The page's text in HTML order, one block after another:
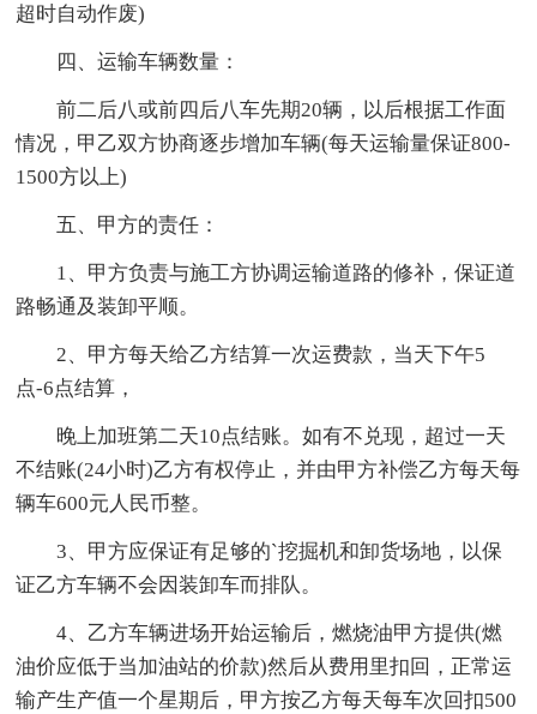
超时自动作废)
四、运输车辆数量：
前二后八或前四后八车先期20辆，以后根据工作面
情况，甲乙双方协商逐步增加车辆(每天运输量保证800-
1500方以上)
五、甲方的责任：
1、甲方负责与施工方协调运输道路的修补，保证道
路畅通及装卸平顺。
2、甲方每天给乙方结算一次运费款，当天下午5
点-6点结算，
晚上加班第二天10点结账。如有不兑现，超过一天
不结账(24小时)乙方有权停止，并由甲方补偿乙方每天每
辆车600元人民币整。
3、甲方应保证有足够的`挖掘机和卸货场地，以保
证乙方车辆不会因装卸车而排队。
4、乙方车辆进场开始运输后，燃烧油甲方提供(燃
油价应低于当加油站的价款)然后从费用里扣回，正常运
输产生产值一个星期后，甲方按乙方每天每车次回扣500